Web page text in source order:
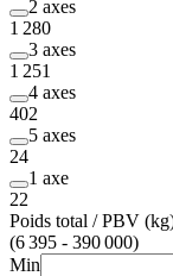
2 axes
1 280
3 axes
1 251
4 axes
402
5 axes
24
1 axe
22
Poids total / PBV
(6 395 - 390 000)
Min